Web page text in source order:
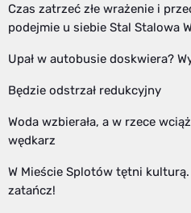
Czas zatrzeć złe wrażenie i
podejmie u siebie Stal Stalowa
Upał w autobusie doskwiera?
Będzie odstrzał redukcyjny
Woda wzbierała, a w rzece
wędkarz
W Mieście Splotów tętni
zatańcz!